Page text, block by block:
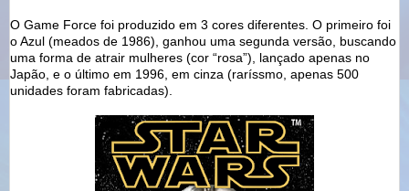
O Game Force foi produzido em 3 cores diferentes. O primeiro foi
o Azul (meados de 1986), ganhou uma segunda versão, buscando
uma forma de atrair mulheres (cor “rosa”), lançado apenas no
Japão, e o último em 1996, em cinza (raríssmo, apenas 500
unidades foram fabricadas).